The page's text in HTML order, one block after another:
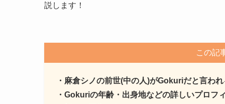
説します！
この記
・麻倉シノの前世(中の人)がGokuriだと言わ
・Gokuriの年齢・出身地などの詳しいプロフ